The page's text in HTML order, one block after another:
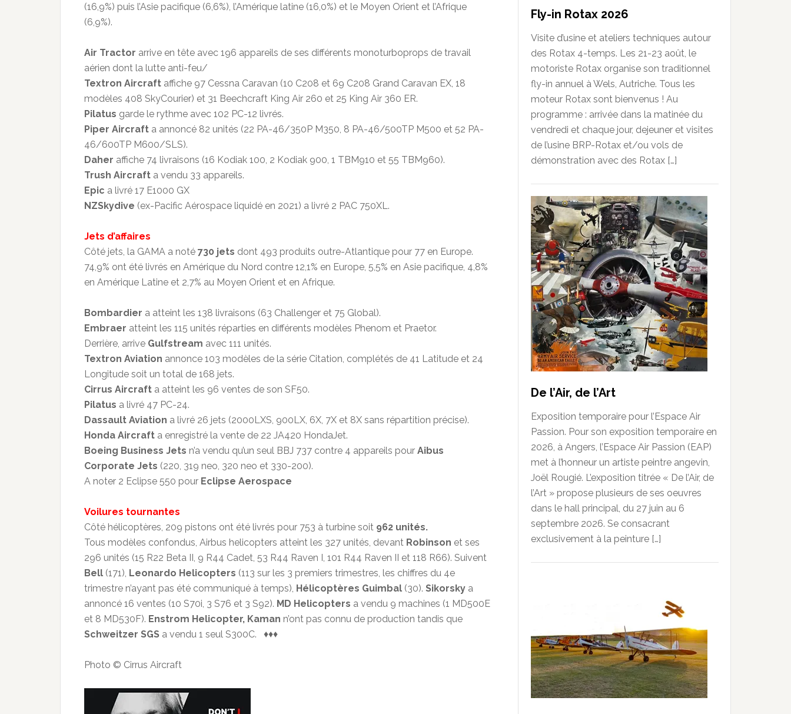
(16,9%) puis l’Asie pacifique (6,6%), l’Amérique latine (16,0%) et le Moyen Orient et l’Afrique
(6,9%).
Air Tractor arrive en tête avec 196 appareils de ses différents monoturboprops de travail
aérien dont la lutte anti-feu/
Textron Aircraft affiche 97 Cessna Caravan (10 C208 et 69 C208 Grand Caravan EX, 18
modèles 408 SkyCourier) et 31 Beechcraft King Air 260 et 25 King Air 360 ER.
Pilatus garde le rythme avec 102 PC-12 livrés.
Piper Aircraft a annoncé 82 unités (22 PA-46/350P M350, 8 PA-46/500TP M500 et 52 PA-
46/600TP M600/SLS).
Daher affiche 74 livraisons (16 Kodiak 100, 2 Kodiak 900, 1 TBM910 et 55 TBM960).
Trush Aircraft a vendu 33 appareils.
Epic a livré 17 E1000 GX
NZSkydive (ex-Pacific Aérospace liquidé en 2021) a livré 2 PAC 750XL.
Jets d’affaires
Côté jets, la GAMA a noté 730 jets dont 493 produits outre-Atlantique pour 77 en Europe.
74,9% ont été livrés en Amérique du Nord contre 12,1% en Europe, 5,5% en Asie pacifique, 4,8%
en Amérique Latine et 2,7% au Moyen Orient et en Afrique.
Bombardier a atteint les 138 livraisons (63 Challenger et 75 Global).
Embraer atteint les 115 unités réparties en différents modèles Phenom et Praetor.
Derrière, arrive Gulfstream avec 111 unités.
Textron Aviation annonce 103 modèles de la série Citation, complétés de 41 Latitude et 24
Longitude soit un total de 168 jets.
Cirrus Aircraft a atteint les 96 ventes de son SF50.
Pilatus a livré 47 PC-24.
Dassault Aviation a livré 26 jets (2000LXS, 900LX, 6X, 7X et 8X sans répartition précise).
Honda Aircraft a enregistré la vente de 22 JA420 HondaJet.
Boeing Business Jets n’a vendu qu’un seul BBJ 737 contre 4 appareils pour Aibus
Corporate Jets (220, 319 neo, 320 neo et 330-200).
A noter 2 Eclipse 550 pour Eclipse Aerospace
Voilures tournantes
Côté hélicoptères, 209 pistons ont été livrés pour 753 à turbine soit 962 unités.
Tous modèles confondus, Airbus helicopters atteint les 327 unités, devant Robinson et ses
296 unités (15 R22 Beta II, 9 R44 Cadet, 53 R44 Raven I, 101 R44 Raven II et 118 R66). Suivent
Bell (171), Leonardo Helicopters (113 sur les 3 premiers trimestres, les chiffres du 4e
trimestre n’ayant pas été communiqué à temps), Hélicoptères Guimbal (30). Sikorsky a
annoncé 16 ventes (10 S70i, 3 S76 et 3 S92). MD Helicopters a vendu 9 machines (1 MD500E
et 8 MD530F). Enstrom Helicopter, Kaman n’ont pas connu de production tandis que
Schweitzer SGS a vendu 1 seul S300C. ♦♦♦
Photo © Cirrus Aircraft
Fly-in Rotax 2026
Visite d’usine et ateliers techniques autour
des Rotax 4-temps. Les 21-23 août, le
motoriste Rotax organise son traditionnel
fly-in annuel à Wels, Autriche. Tous les
moteur Rotax sont bienvenus ! Au
programme : arrivée dans la matinée du
vendredi et chaque jour, dejeuner et visites
de l’usine BRP-Rotax et/ou vols de
démonstration avec des Rotax […]
De l’Air, de l’Art
Exposition temporaire pour l’Espace Air
Passion. Pour son exposition temporaire en
2026, à Angers, l’Espace Air Passion (EAP)
met à l’honneur un artiste peintre angevin,
Joël Rougié. L’exposition titrée « De l’Air, de
l’Art » propose plusieurs de ses oeuvres
dans le hall principal, du 27 juin au 6
septembre 2026. Se consacrant
exclusivement à la peinture […]